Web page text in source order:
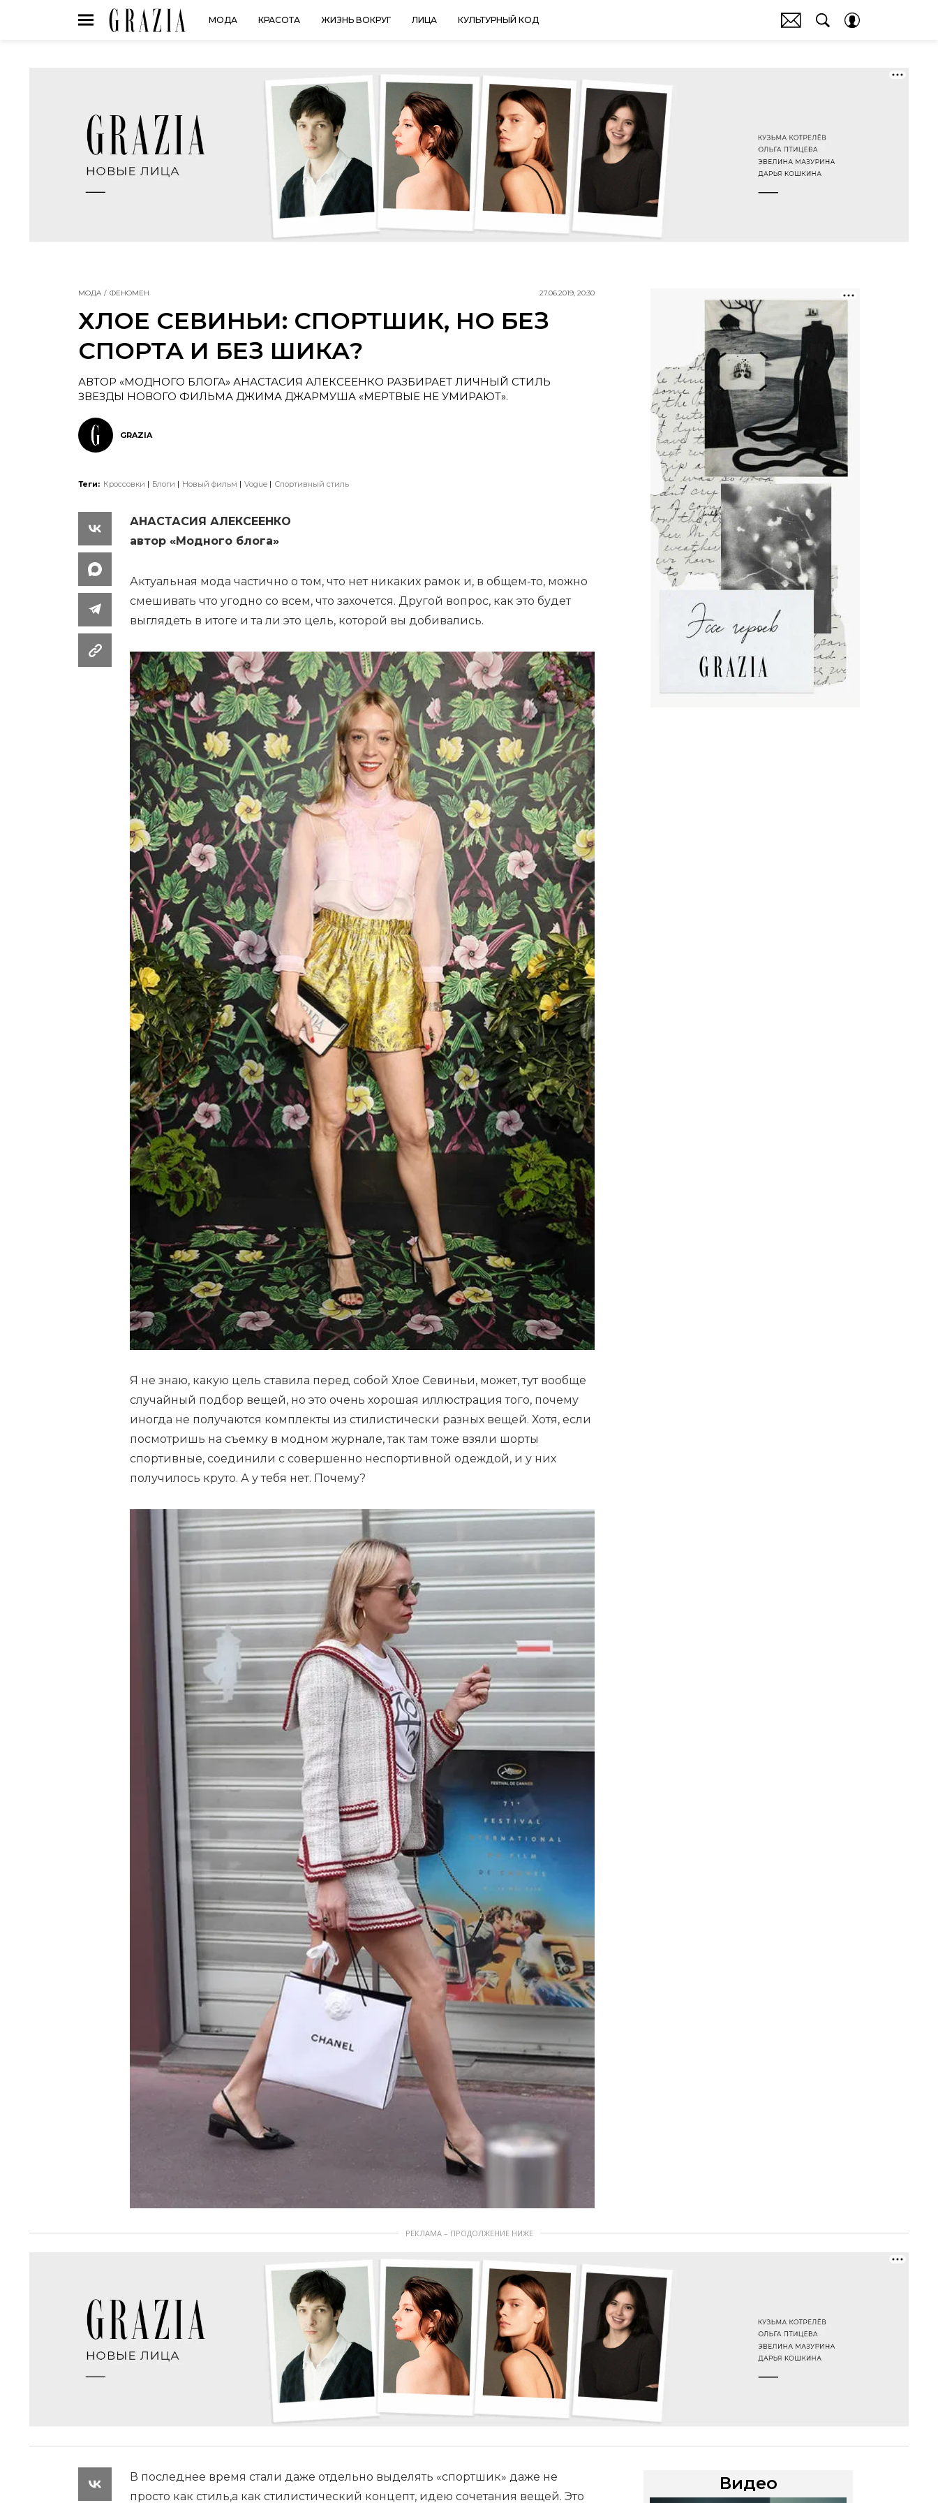
МОДА КРАСОТА ЖИЗНЬ ВОКРУГ ЛИЦА КУЛЬТУРНЫЙ КОД
МОДА ФЕНОМЕН 27.06.2019, 20:30
ХЛОЕ СЕВИНЬИ: СПОРТШИК, НО БЕЗ
СПОРТА И БЕЗ ШИКА?
АВТОР «МОДНОГО БЛОГА» АНАСТАСИЯ АЛЕКСЕЕНКО РАЗБИРАЕТ ЛИЧНЫЙ СТИЛЬ
ЗВЕЗДЫ НОВОГО ФИЛЬМА ДЖИМА ДЖАРМУША «МЕРТВЫЕ НЕ УМИРАЮТ».
GRAZIA
Теги: Кроссовки Блоги Новый фильм Vogue Спортивный стиль
АНАСТАСИЯ АЛЕКСЕЕНКО
автор «Модного блога»
Актуальная мода частично о том, что нет никаких рамок и, в общем-то, можно
смешивать что угодно со всем, что захочется. Другой вопрос, как это будет
выглядеть в итоге и та ли это цель, которой вы добивались.
Я не знаю, какую цель ставила перед собой Хлое Севиньи, может, тут вообще
случайный подбор вещей, но это очень хорошая иллюстрация того, почему
иногда не получаются комплекты из стилистически разных вещей. Хотя, если
посмотришь на съемку в модном журнале, так там тоже взяли шорты
спортивные, соединили с совершенно неспортивной одеждой, и у них
получилось круто. А у тебя нет. Почему?
РЕКЛАМА – ПРОДОЛЖЕНИЕ НИЖЕ
В последнее время стали даже отдельно выделять «спортшик» даже не
просто как стиль,а как стилистический концепт, идею сочетания вещей. Это